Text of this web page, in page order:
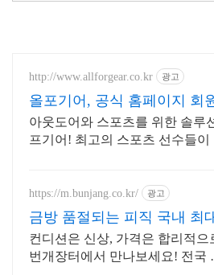
http://www.allforgear.co.kr 광고
올포기어, 공식 홈페이지 회
입 시 10% 할인
아웃도어와 스포츠를 위한 솔루
프기어! 최고의 스포츠 선수들이
https://m.bunjang.co.kr/ 광고
금방 품절되는 피직 국내 최
브랜드 중고거래
컨디션은 신상, 가격은 합리적으
번개장터에서 만나보세요! 전국